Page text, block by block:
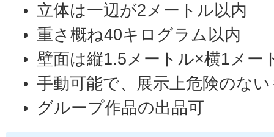
立体は一辺が2メートル以内
重さ概ね40キログラム以内
壁面は縦1.5メートル×横1メー
手動可能で、展示上危険のな
グループ作品の出品可